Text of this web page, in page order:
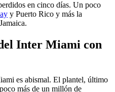
en cinco días. Un poco
y Puerto Rico y más la
Inter Miami con
es abismal. El plantel, último
más de un millón de